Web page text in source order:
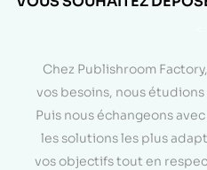
Chez Publishroom
vos besoins, nous
Puis nous échangeons
les solutions les plus
vos objectifs tout en